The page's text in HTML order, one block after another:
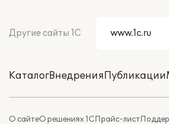
Другие сайты 1С
КаталогВнедренияПубликации
О сайтеО решениях 1СПрайс-лист